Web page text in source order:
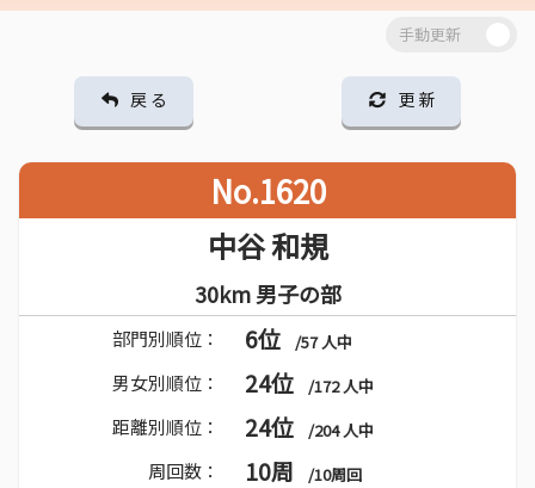
戻 る 更 新
No.1620
中谷 和規
30km 男子の部
部門別順位： 6位 /57 人中
男女別順位： 24位 /172 人中
距離別順位： 24位 /204 人中
周回数： 10周 /10周回